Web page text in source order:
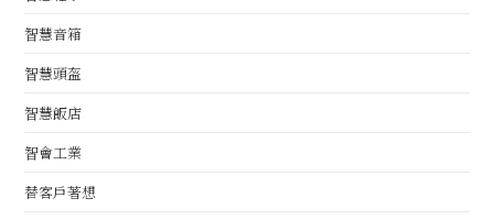
智慧音箱
智慧頭盔
智慧飯店
智會工業
替客戶著想